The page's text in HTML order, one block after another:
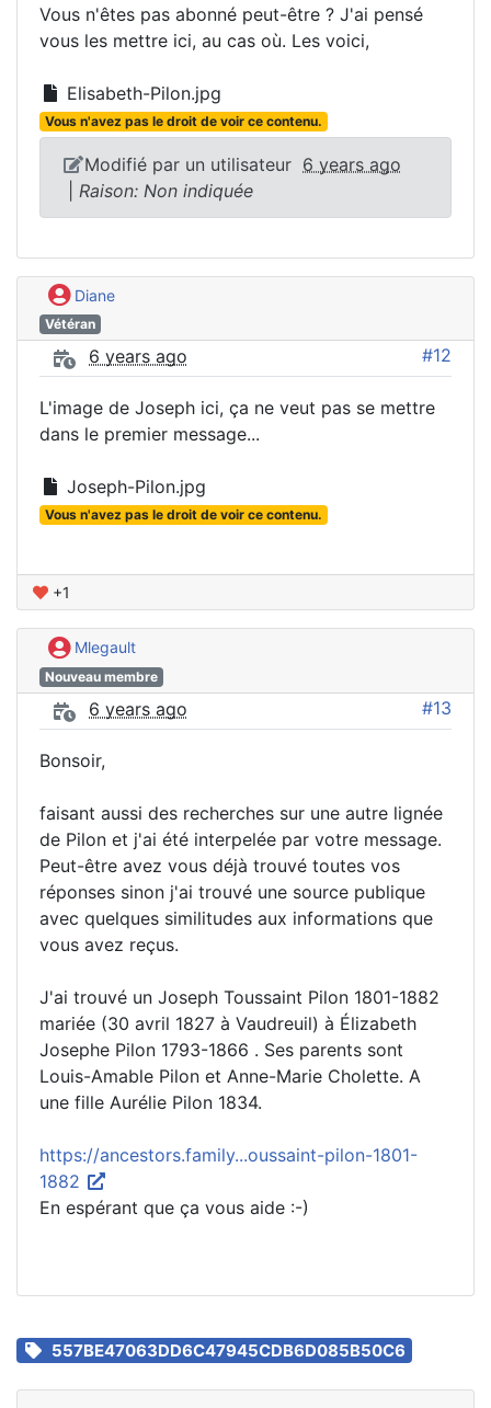
Vous n'êtes pas abonné peut-être ? J'ai pensé
vous les mettre ici, au cas où. Les voici,
Elisabeth-Pilon.jpg
Vous n'avez pas le droit de voir ce contenu.
Modifié par un utilisateur 6 years ago
Raison: Non indiquée
Diane
Vétéran
6 years ago #12
L'image de Joseph ici, ça ne veut pas se mettre
dans le premier message...
Joseph-Pilon.jpg
Vous n'avez pas le droit de voir ce contenu.
+1
Mlegault
Nouveau membre
6 years ago #13
Bonsoir,
faisant aussi des recherches sur une autre lignée
de Pilon et j'ai été interpelée par votre message.
Peut-être avez vous déjà trouvé toutes vos
réponses sinon j'ai trouvé une source publique
avec quelques similitudes aux informations que
vous avez reçus.
J'ai trouvé un Joseph Toussaint Pilon 1801-1882
mariée (30 avril 1827 à Vaudreuil) à Élizabeth
Josephe Pilon 1793-1866 . Ses parents sont
Louis-Amable Pilon et Anne-Marie Cholette. A
une fille Aurélie Pilon 1834.
https://ancestors.family...oussaint-pilon-1801-
1882
En espérant que ça vous aide :-)
557BE47063DD6C47945CDB6D085B50C6